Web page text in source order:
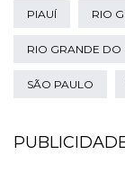
PIAUÍ RIO
RIO GRANDE DO
SÃO PAULO